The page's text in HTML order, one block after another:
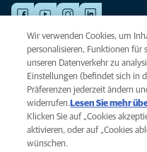
NOTDIENSTE
Finden Sie hier Ihre
Versorgung verdient.
Datenschutz
Legal
Wir verwenden Cookies, um
personalisieren, Funktionen für
unseren Datenverkehr zu
Einstellungen (befindet sich in
Präferenzen jederzeit ändern
widerrufen. Lesen Sie mehr
Klicken Sie auf „Cookies
aktivieren, oder auf „Cookies
wünschen.